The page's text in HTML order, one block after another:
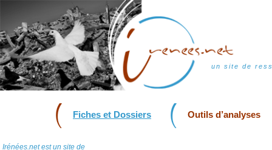
un site de
Fiches et Dossiers Outils d’analyses
Irénées.net est un site de